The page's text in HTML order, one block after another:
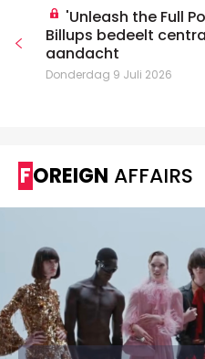
'Unleash the Full
Billups bedeelt
aandacht
Donderdag 9 Juli 2026
FOREIGN AFFAIRS